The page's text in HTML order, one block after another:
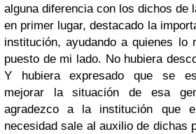
alguna diferencia con los dichos de
en primer lugar, destacado la
institución, ayudando a quienes lo
puesto de mi lado. No hubiera
Y hubiera expresado que se
mejorar la situación de esa
agradezco a la institución que
necesidad sale al auxilio de dichas